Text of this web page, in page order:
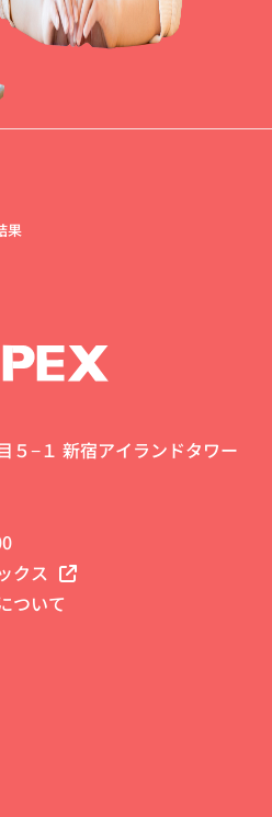
果
５−１ 新宿アイランドタワー
クス
ついて